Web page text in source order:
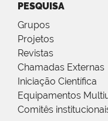
PESQUISA
Grupos
Projetos
Revistas
Chamadas Externas
Iniciação Científica
Equipamentos
Comitês